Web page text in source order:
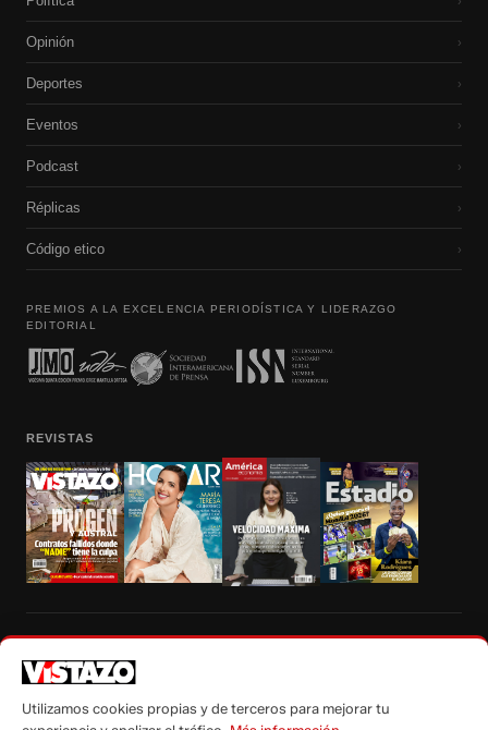
Opinión ›
Deportes ›
Eventos ›
Podcast ›
Réplicas ›
Código etico ›
PREMIOS A LA EXCELENCIA PERIODÍSTICA Y LIDERAZGO
EDITORIAL
REVISTAS
autorización escrita de su titular, de todos los contenidos de Vistazo.com.
Utilizamos cookies propias y de terceros para mejorar tu